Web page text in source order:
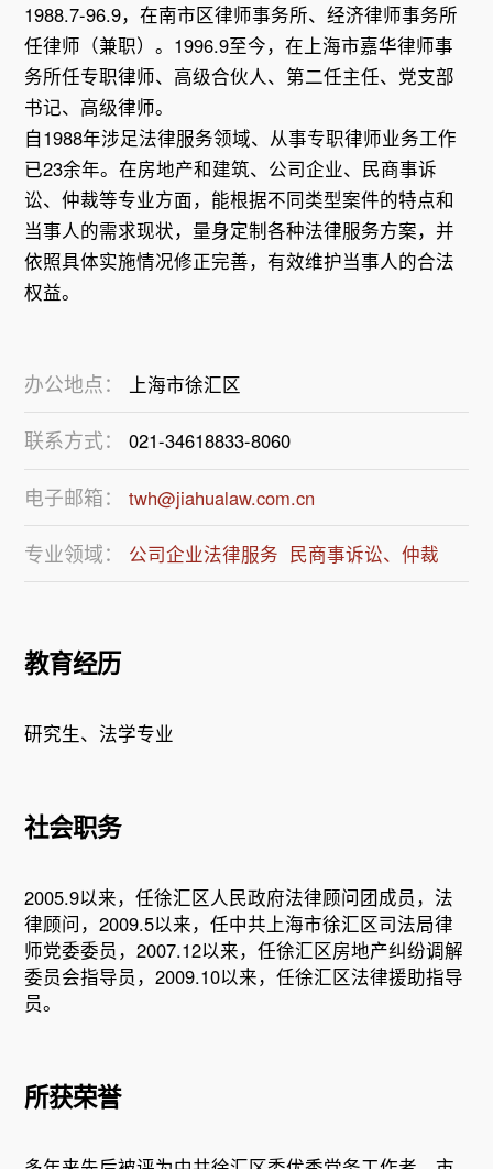
1988.7-96.9，在南市区律师事务所、经济律师事务所
任律师（兼职）。1996.9至今，在上海市嘉华律师事
务所任专职律师、高级合伙人、第二任主任、党支部
书记、高级律师。
自1988年涉足法律服务领域、从事专职律师业务工作
已23余年。在房地产和建筑、公司企业、民商事诉
讼、仲裁等专业方面，能根据不同类型案件的特点和
当事人的需求现状，量身定制各种法律服务方案，并
依照具体实施情况修正完善，有效维护当事人的合法
办公地点： 上海市徐汇区
联系方式： 021-34618833-8060
电子邮箱： twh@jiahualaw.com.cn
专业领域： 公司企业法律服务 民商事诉讼、仲裁
教育经历
社会职务
2005.9以来，任徐汇区人民政府法律顾问团成员，法
律顾问，2009.5以来，任中共上海市徐汇区司法局律
师党委委员，2007.12以来，任徐汇区房地产纠纷调解
委员会指导员，2009.10以来，任徐汇区法律援助指导
所获荣誉